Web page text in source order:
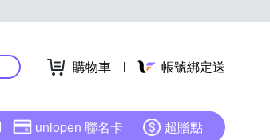
購物車 帳號綁定送
uniopen 聯名卡 超贈點